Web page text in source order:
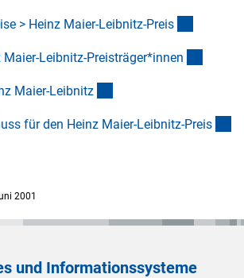
> Heinz Maier-Leibnitz-Preis
Maier-Leibnitz-Preisträger*innen
Maier-Leibnitz
für den Heinz Maier-Leibnitz-Preis
2001
und Informationssysteme